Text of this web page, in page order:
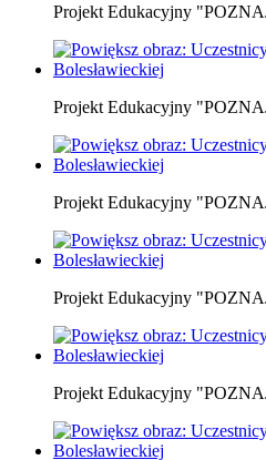
Projekt Edukacyjny
Projekt Edukacyjny
Projekt Edukacyjny
Projekt Edukacyjny
Projekt Edukacyjny